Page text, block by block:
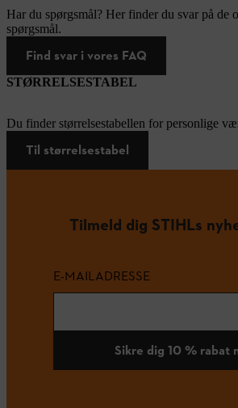
Har du spørgsmål? Her finder du svar på de
spørgsmål.
Find svar i vores FAQ
STØRRELSESTABEL
Du finder størrelsestabellen for personlige
Til størrelsestabel
Tilmeld dig STIHLs
E-MAILADRESSE
Sikre dig 10 % rabat